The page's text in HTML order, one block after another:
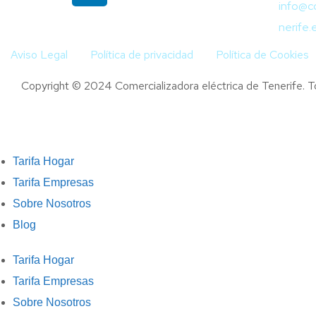
Aviso Legal
Política de privacidad Política de Cookies
Copyright © 2024 Comercializadora eléctrica de Tenerife.
Tarifa Hogar
Tarifa Empresas
Sobre Nosotros
Blog
Tarifa Hogar
Tarifa Empresas
Sobre Nosotros